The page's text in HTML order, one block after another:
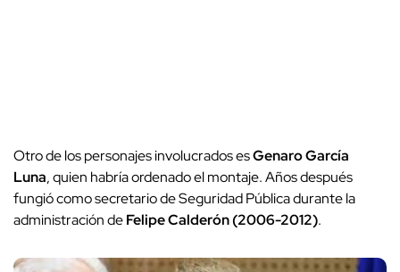
Otro de los personajes involucrados esGenaro García
Luna, quien habría ordenado el montaje. Años después
fungió como secretario de Seguridad Pública durante la
administración deFelipe Calderón (2006-2012).